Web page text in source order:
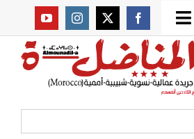
Toggle
Navigation
من نحن؟